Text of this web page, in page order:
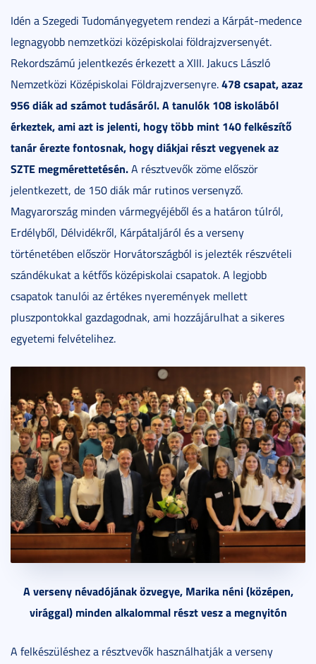
Idén a Szegedi Tudományegyetem rendezi a Kárpát-medence
legnagyobb nemzetközi középiskolai földrajzversenyét.
Rekordszámú jelentkezés érkezett a XIII. Jakucs László
Nemzetközi Középiskolai Földrajzversenyre.478 csapat, azaz
956 diák ad számot tudásáról. A tanulók 108 iskolából
érkeztek, ami azt is jelenti, hogy több mint 140 felkészítő
tanár érezte fontosnak, hogy diákjai részt vegyenek az
SZTE megmérettetésén.A résztvevők zöme először
jelentkezett, de 150 diák már rutinos versenyző.
Magyarország minden vármegyéjéből és a határon túlról,
Erdélyből, Délvidékről, Kárpátaljáról és a verseny
történetében először Horvátországból is jelezték részvételi
szándékukat a kétfős középiskolai csapatok. A legjobb
csapatok tanulói az értékes nyeremények mellett
pluszpontokkal gazdagodnak, ami hozzájárulhat a sikeres
egyetemi felvételihez.
A verseny névadójának özvegye, Marika néni (középen,
virággal) minden alkalommal részt vesz a megnyitón
A felkészüléshez a résztvevők használhatják a verseny